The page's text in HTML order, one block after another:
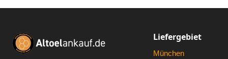
Liefergebiet
München